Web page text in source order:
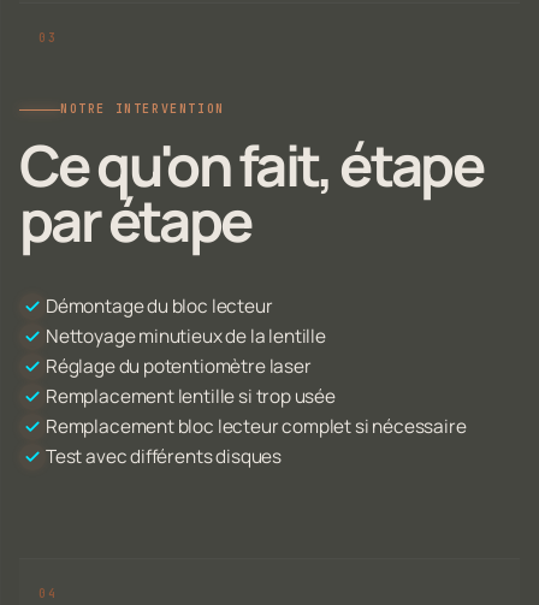
NOTRE INTERVENTION
Ce qu'on fait, étape
par étape
Démontage du bloc lecteur
Nettoyage minutieux de la lentille
Réglage du potentiomètre laser
Remplacement lentille si trop usée
Remplacement bloc lecteur complet si nécessaire
Test avec différents disques